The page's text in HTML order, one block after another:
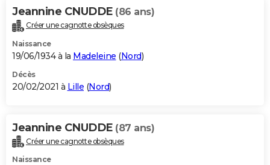
Jeannine CNUDDE (86 ans)
Créer une cagnotte obsèques
Naissance
19/06/1934 à la Madeleine (Nord)
Décès
20/02/2021 à Lille (Nord)
Jeannine CNUDDE (87 ans)
Créer une cagnotte obsèques
Naissance